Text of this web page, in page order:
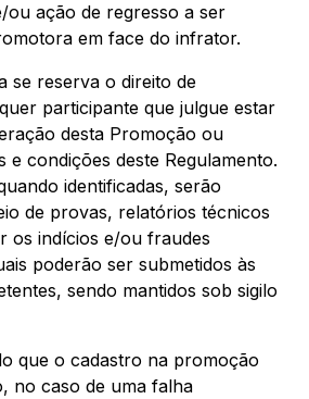
ou ação de regresso a ser
em face do infrator.
se reserva o direito de
participante que julgue estar
desta Promoção ou
e condições deste Regulamento.
identificadas, serão
de provas, relatórios técnicos
os indícios e/ou fraudes
poderão ser submetidos às
sendo mantidos sob sigilo
que o cadastro na promoção
no caso de uma falha